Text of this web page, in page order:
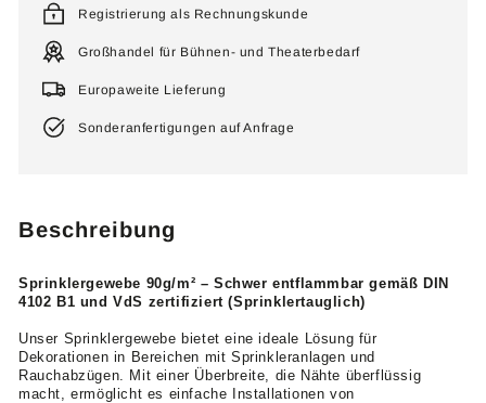
Registrierung als Rechnungskunde
Großhandel für Bühnen- und Theaterbedarf
Europaweite Lieferung
Sonderanfertigungen auf Anfrage
Beschreibung
Sprinklergewebe 90g/m² – Schwer entflammbar gemäß DIN
4102 B1 und VdS zertifiziert (Sprinklertauglich)
Unser Sprinklergewebe bietet eine ideale Lösung für
Dekorationen in Bereichen mit Sprinkleranlagen und
Rauchabzügen. Mit einer Überbreite, die Nähte überflüssig
macht, ermöglicht es einfache Installationen von